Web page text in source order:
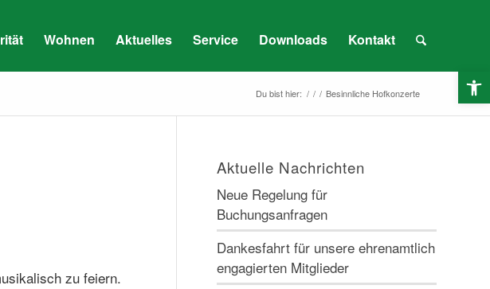
Wohnen Aktuelles Service Downloads Kontakt
Du bist hier: / / / Besinnliche Hofkonzerte
zu feiern.
Aktuelle Nachrichten
Neue Regelung für
Buchungsanfragen
Dankesfahrt für unsere ehrenamtlich
engagierten Mitglieder